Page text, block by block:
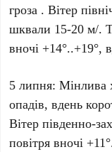
гроза . Вітер
шквали 15-20 м/.
вночі +14°..+19°,
5 липня: Мінлива
опадів, вдень
Вітер південно-
повітря вночі